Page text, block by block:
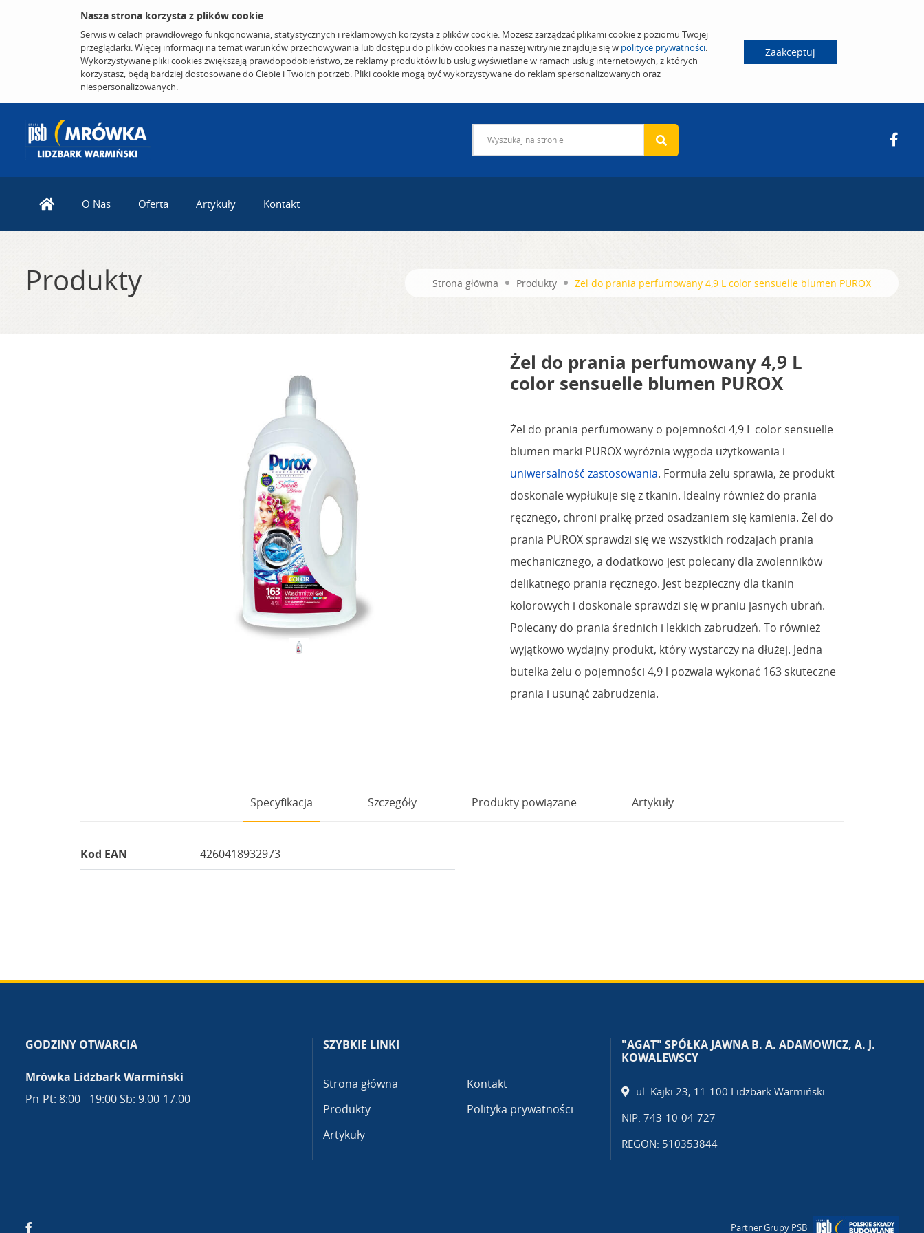
Nasza strona korzysta z plików cookie
Serwis w celach prawidłowego funkcjonowania, statystycznych i reklamowych korzysta z plików cookie. Możesz zarządzać plikami cookie z poziomu Twojej
przeglądarki. Więcej informacji na temat warunków przechowywania lub dostępu do plików cookies na naszej witrynie znajduje się w polityce prywatności.
Wykorzystywane pliki cookies zwiększają prawdopodobieństwo, że reklamy produktów lub usług wyświetlane w ramach usług internetowych, z których
korzystasz, będą bardziej dostosowane do Ciebie i Twoich potrzeb. Pliki cookie mogą być wykorzystywane do reklam spersonalizowanych oraz
niespersonalizowanych.
Zaakceptuj
O Nas Oferta Artykuły Kontakt
Produkty Strona główna Produkty Żel do prania perfumowany 4,9 L color sensuelle blumen PUROX
Żel do prania perfumowany 4,9 L
color sensuelle blumen PUROX
Żel do prania perfumowany o pojemności 4,9 L color sensuelle
blumen marki PUROX wyróżnia wygoda użytkowania i
uniwersalność zastosowania. Formuła żelu sprawia, że produkt
doskonale wypłukuje się z tkanin. Idealny również do prania
ręcznego, chroni pralkę przed osadzaniem się kamienia. Żel do
prania PUROX sprawdzi się we wszystkich rodzajach prania
mechanicznego, a dodatkowo jest polecany dla zwolenników
delikatnego prania ręcznego. Jest bezpieczny dla tkanin
kolorowych i doskonale sprawdzi się w praniu jasnych ubrań.
Polecany do prania średnich i lekkich zabrudzeń. To również
wyjątkowo wydajny produkt, który wystarczy na dłużej. Jedna
butelka żelu o pojemności 4,9 l pozwala wykonać 163 skuteczne
prania i usunąć zabrudzenia.
Specyfikacja Szczegóły Produkty powiązane Artykuły
Kod EAN 4260418932973
GODZINY OTWARCIA
Mrówka Lidzbark Warmiński
Pn-Pt: 8:00 - 19:00 Sb: 9.00-17.00
SZYBKIE LINKI
Strona główna
Produkty
Artykuły
Kontakt
Polityka prywatności
"AGAT" SPÓŁKA JAWNA B. A. ADAMOWICZ, A. J.
KOWALEWSCY
ul. Kajki 23, 11-100 Lidzbark Warmiński
NIP: 743-10-04-727
REGON: 510353844
Partner Grupy PSB